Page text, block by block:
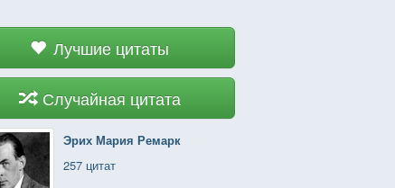
Лучшие цитаты
Случайная цитата
Эрих Мария Ремарк
257 цитат